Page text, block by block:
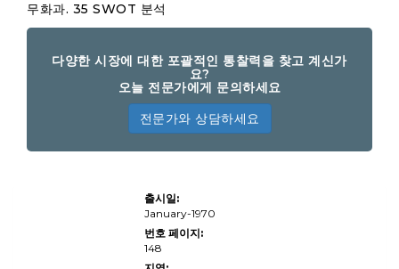
무화과. 35 SWOT 분석
다양한 시장에 대한 포괄적인 통찰력을 찾고 계신가
요?
오늘 전문가에게 문의하세요
전문가와 상담하세요
출시일:
January-1970
번호 페이지:
148